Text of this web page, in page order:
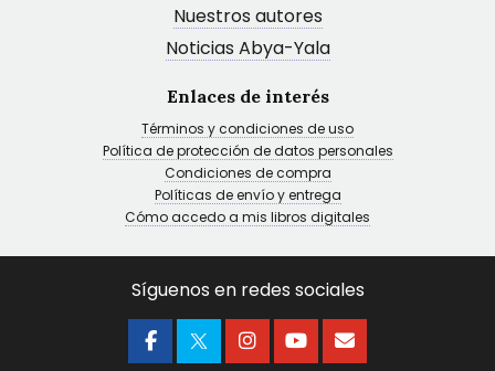
Nuestros autores
Noticias Abya-Yala
Enlaces de interés
Términos y condiciones de uso
Política de protección de datos personales
Condiciones de compra
Políticas de envío y entrega
Cómo accedo a mis libros digitales
Síguenos en redes sociales